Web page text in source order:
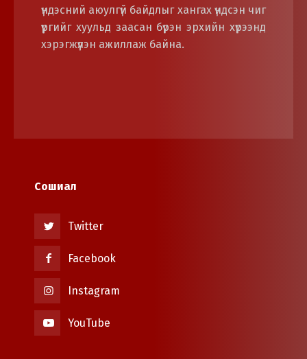
үндэсний аюулгүй байдлыг хангах үндсэн чиг
үүргийг хуульд заасан бүрэн эрхийн хүрээнд
хэрэгжүүлэн ажиллаж байна.
Сошиал
Twitter
Facebook
Instagram
YouTube